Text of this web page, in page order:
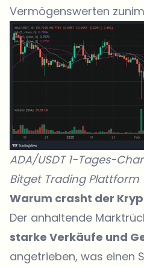
Vermögenswerten
ADA/USDT 1-Tages-
Bitget Trading Plattform
Warum crasht der
Der anhaltende
starke Verkäufe und
angetrieben, was einen